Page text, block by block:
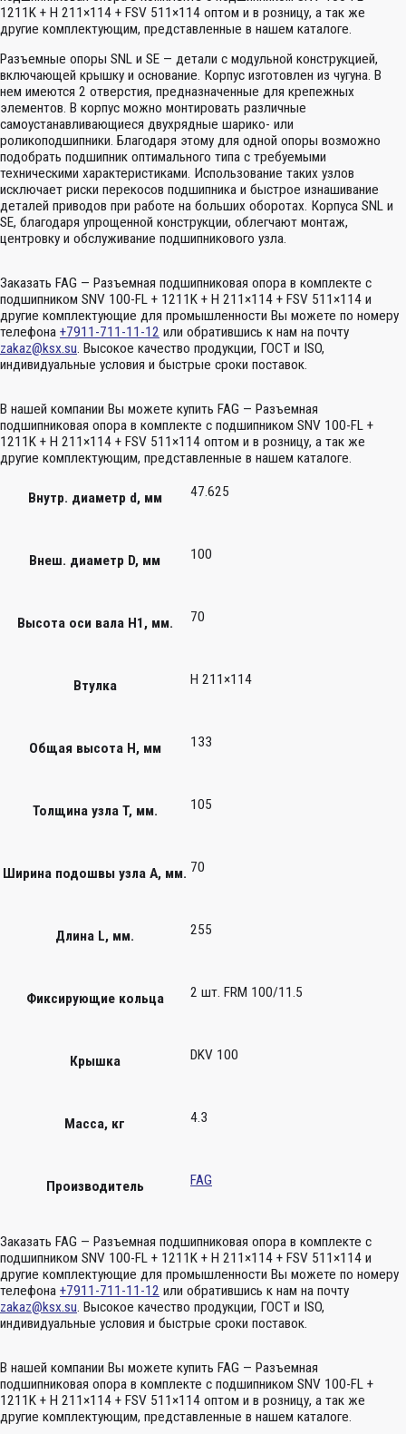
1211K + H 211×114 + FSV 511×114 оптом и в розницу, а так же
другие комплектующим, представленные в нашем каталоге.
Разъемные опоры SNL и SE — детали с модульной конструкцией,
включающей крышку и основание. Корпус изготовлен из чугуна. В
нем имеются 2 отверстия, предназначенные для крепежных
элементов. В корпус можно монтировать различные
самоустанавливающиеся двухрядные шарико- или
роликоподшипники. Благодаря этому для одной опоры возможно
подобрать подшипник оптимального типа с требуемыми
техническими характеристиками. Использование таких узлов
исключает риски перекосов подшипника и быстрое изнашивание
деталей приводов при работе на больших оборотах. Корпуса SNL и
SE, благодаря упрощенной конструкции, облегчают монтаж,
центровку и обслуживание подшипникового узла.
Заказать FAG — Разъемная подшипниковая опора в комплекте с
подшипником SNV 100-FL + 1211K + H 211×114 + FSV 511×114 и
другие комплектующие для промышленности Вы можете по номеру
телефона +7911-711-11-12 или обратившись к нам на почту
zakaz@ksx.su. Высокое качество продукции, ГОСТ и ISO,
индивидуальные условия и быстрые сроки поставок.
В нашей компании Вы можете купить FAG — Разъемная
подшипниковая опора в комплекте с подшипником SNV 100-FL +
1211K + H 211×114 + FSV 511×114 оптом и в розницу, а так же
другие комплектующим, представленные в нашем каталоге.
Внутр. диаметр d, мм 47.625
Внеш. диаметр D, мм 100
Высота оси вала H1, мм. 70
Втулка H 211×114
Общая высота H, мм 133
Толщина узла T, мм. 105
Ширина подошвы узла А, мм. 70
Длина L, мм. 255
Фиксирующие кольца 2 шт. FRM 100/11.5
Крышка DKV 100
Масса, кг 4.3
Производитель FAG
Заказать FAG — Разъемная подшипниковая опора в комплекте с
подшипником SNV 100-FL + 1211K + H 211×114 + FSV 511×114 и
другие комплектующие для промышленности Вы можете по номеру
телефона +7911-711-11-12 или обратившись к нам на почту
zakaz@ksx.su. Высокое качество продукции, ГОСТ и ISO,
индивидуальные условия и быстрые сроки поставок.
В нашей компании Вы можете купить FAG — Разъемная
подшипниковая опора в комплекте с подшипником SNV 100-FL +
1211K + H 211×114 + FSV 511×114 оптом и в розницу, а так же
другие комплектующим, представленные в нашем каталоге.